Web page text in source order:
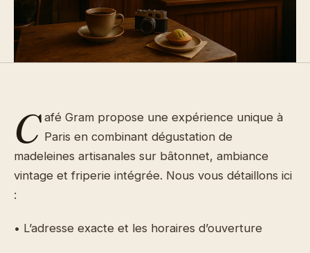
C afé Gram propose une expérience unique à
Paris en combinant dégustation de
madeleines artisanales sur bâtonnet, ambiance
vintage et friperie intégrée. Nous vous détaillons ici
:
• L’adresse exacte et les horaires d’ouverture